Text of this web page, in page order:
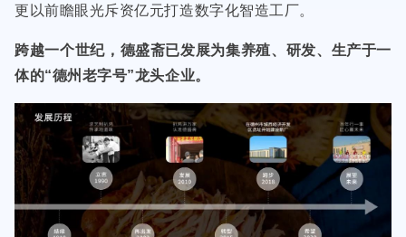
更以前瞻眼光斥资亿元打造数字化智造工厂。
跨越一个世纪，德盛斋已发展为集养殖、研发、生产于一
体的“德州老字号”龙头企业。